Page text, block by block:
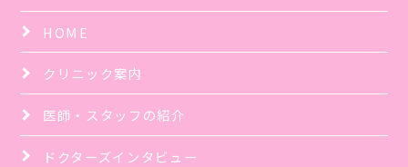
HOME
クリニック案内
医師・スタッフの紹介
ドクターズインタビュー